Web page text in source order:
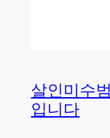
살인미수
입니다